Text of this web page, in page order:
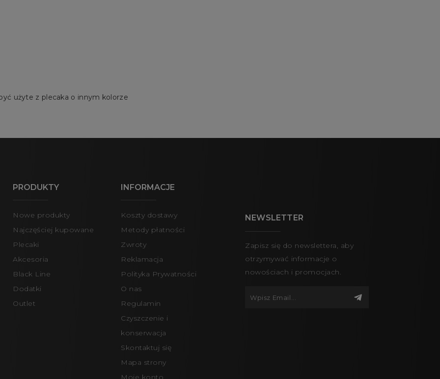
użyte z plecaka o innym kolorze
PRODUKTY
Nowe produkty
Najczęściej kupowane
Plecaki
Akcesoria
Black Line
Dodatki
Outlet
INFORMACJE
Koszty dostawy
Metody płatności
Zwroty
Reklamacja
Polityka Prywatności
O nas
Regulamin
Czyszczenie i
konserwacja
Skontaktuj się
Mapa strony
Moje konto
NEWSLETTER
Zapisz się do newslettera, aby
otrzymywać informacje o
nowościach i promocjach.